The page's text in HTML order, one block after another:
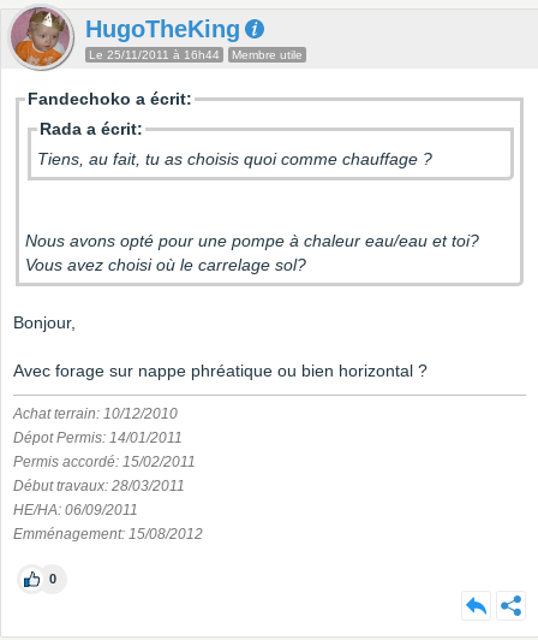
HugoTheKing
Le 25/11/2011 à 16h44 Membre utile
Fandechoko a écrit:
Rada a écrit:
Tiens, au fait, tu as choisis quoi comme chauffage ?
Nous avons opté pour une pompe à chaleur eau/eau et toi?
Vous avez choisi où le carrelage sol?
Bonjour,
Avec forage sur nappe phréatique ou bien horizontal ?
Achat terrain: 10/12/2010
Dépot Permis: 14/01/2011
Permis accordé: 15/02/2011
Début travaux: 28/03/2011
HE/HA: 06/09/2011
Emménagement: 15/08/2012
0